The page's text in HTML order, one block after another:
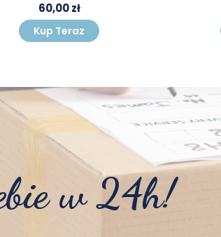
60,00 zł
Kup Teraz
w 24h!